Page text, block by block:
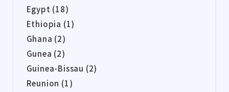
Egypt (18)
Ethiopia (1)
Ghana (2)
Gunea (2)
Guinea-Bissau (2)
Reunion (1)